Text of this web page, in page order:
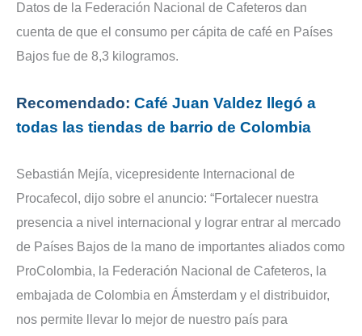
Datos de la Federación Nacional de Cafeteros dan
cuenta de que el consumo per cápita de café en Países
Bajos fue de 8,3 kilogramos.
Recomendado: Café Juan Valdez llegó a
todas las tiendas de barrio de Colombia
Sebastián Mejía, vicepresidente Internacional de
Procafecol, dijo sobre el anuncio: “Fortalecer nuestra
presencia a nivel internacional y lograr entrar al mercado
de Países Bajos de la mano de importantes aliados como
ProColombia, la Federación Nacional de Cafeteros, la
embajada de Colombia en Ámsterdam y el distribuidor,
nos permite llevar lo mejor de nuestro país para